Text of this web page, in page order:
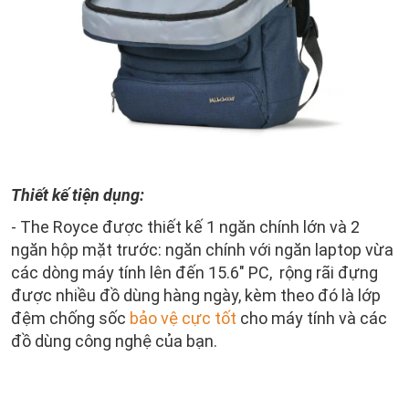
Thiết kế tiện dụng:
- The Royce được thiết kế 1 ngăn chính lớn và 2
ngăn hộp mặt trước: ngăn chính với ngăn laptop vừa
các dòng máy tính lên đến 15.6" PC, rộng rãi đựng
được nhiều đồ dùng hàng ngày, kèm theo đó là lớp
đệm chống sốc bảo vệ cực tốt cho máy tính và các
đồ dùng công nghệ của bạn.